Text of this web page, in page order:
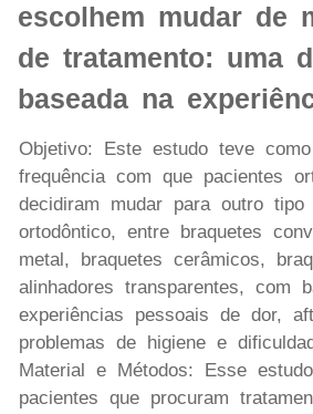
escolhem mudar de
de tratamento: uma
baseada na
Objetivo: Este estudo teve
frequência com que pacientes
decidiram mudar para outro tipo
ortodôntico, entre braquetes
metal, braquetes cerâmicos,
alinhadores transparentes, com
experiências pessoais de dor,
problemas de higiene e
Material e Métodos: Esse
pacientes que procuram